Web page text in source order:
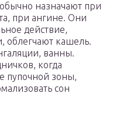
назначают при
при ангине. Они
действие,
облегчают кашель.
ванны.
когда
пупочной зоны,
сон